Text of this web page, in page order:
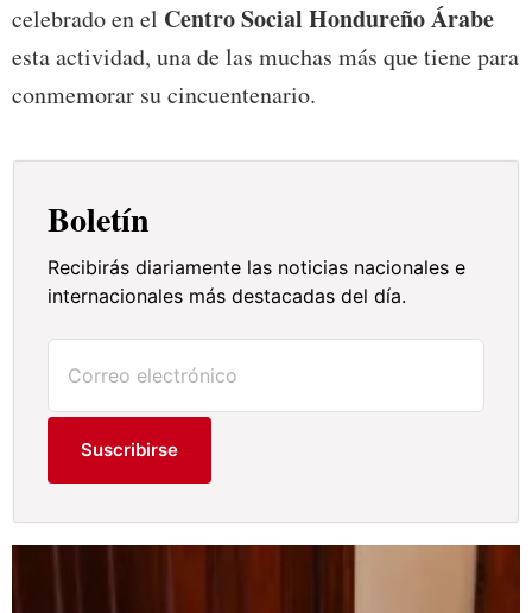
celebrado en el Centro Social Hondureño Árabe
esta actividad, una de las muchas más que tiene para
conmemorar su cincuentenario.
Boletín
Recibirás diariamente las noticias nacionales e
internacionales más destacadas del día.
Suscribirse